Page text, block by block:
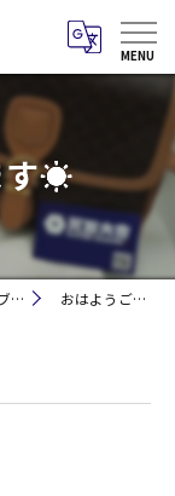
す☀
グ おはようございます☀